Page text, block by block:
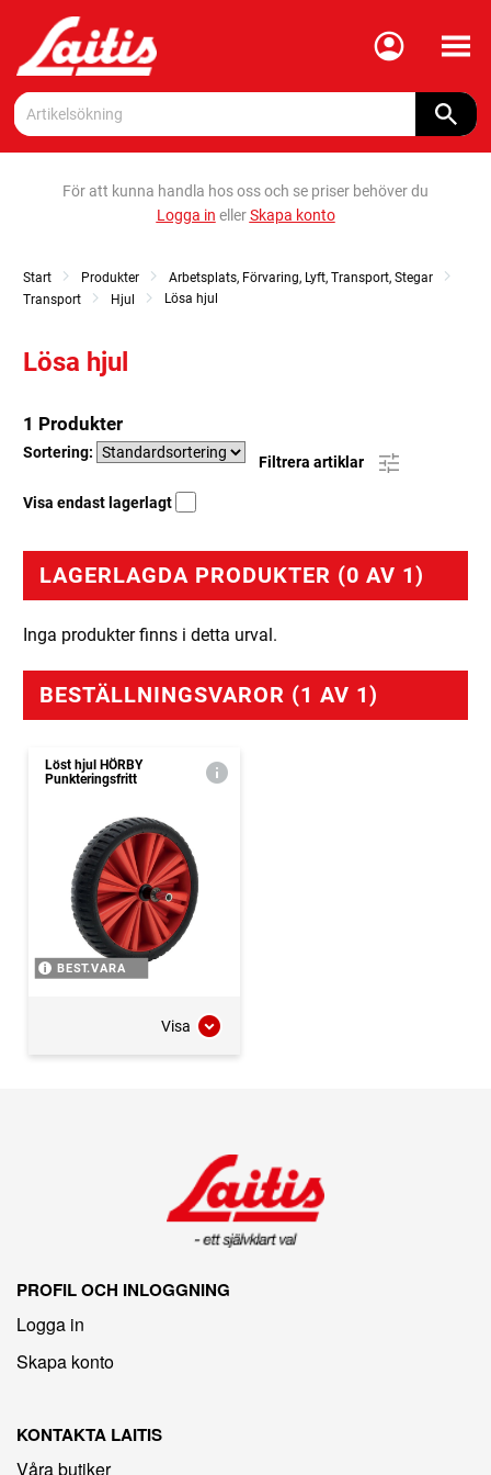
Meny
För att kunna handla hos oss och se priser behöver du
Logga in ellerSkapa konto
Start Produkter
Arbetsplats, Förvaring, Lyft, Transport, Stegar
Transport
Hjul Lösa hjul
Lösa hjul
1 Produkter
Sortering:
Filtrera artiklar
Visa endast lagerlagt
LAGERLAGDA PRODUKTER (0 AV 1)
Inga produkter finns i detta urval.
BESTÄLLNINGSVAROR (1 AV 1)
Löst hjul HÖRBY
Punkteringsfritt
BEST.VARA
Visa
PROFIL OCH INLOGGNING
Logga in
Skapa konto
KONTAKTA LAITIS
Våra butiker